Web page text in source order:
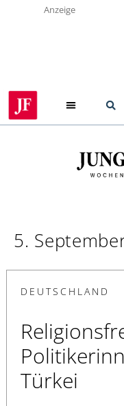
Anzeige
5.
DEUTSCHLAND
Türkei